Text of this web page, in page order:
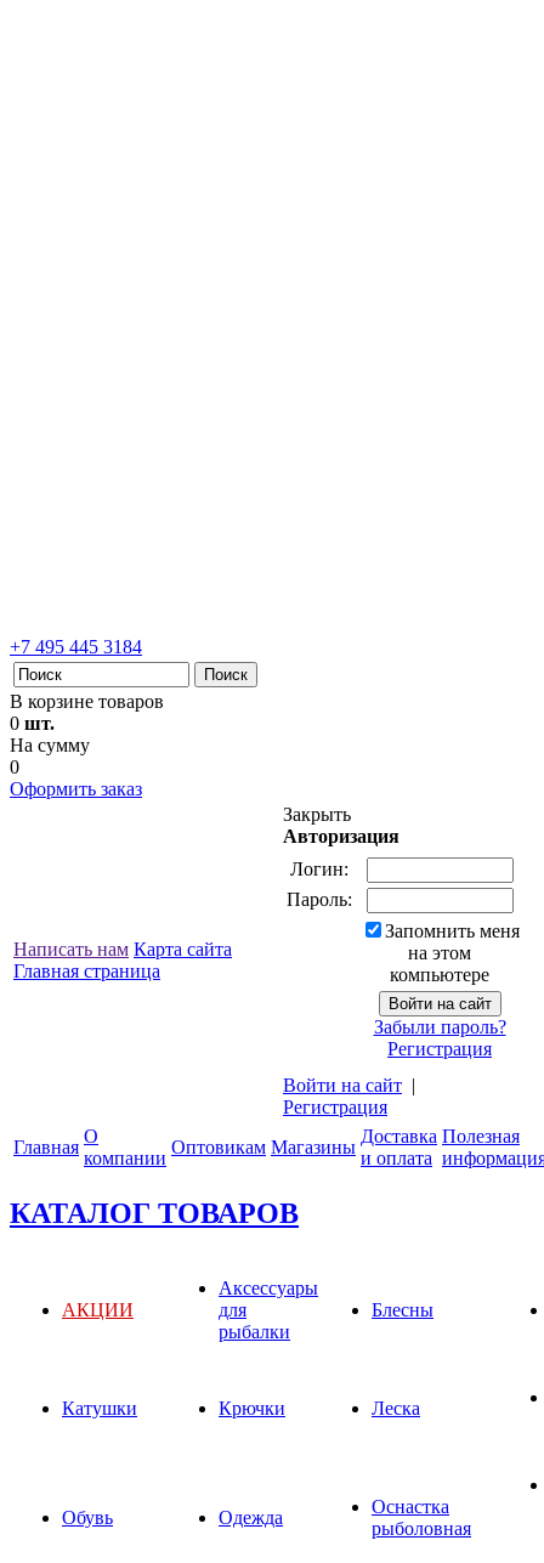
+7 495 445 3184
В корзине товаров
0 шт.
На сумму
0
Оформить заказ
Написать нам Карта сайта
Главная страница
Закрыть
Авторизация
Логин:
Пароль:
Запомнить меня
на этом
компьютере
Забыли пароль?
Регистрация
Войти на сайт |
Регистрация
Главная
О
компании
Оптовикам Магазины
Доставка
и оплата
Полезная
КАТАЛОГ ТОВАРОВ
АКЦИИ
Аксессуары
для
рыбалки
Блесны
Катушки Крючки Леска
Обувь Одежда
Оснастка
рыболовная